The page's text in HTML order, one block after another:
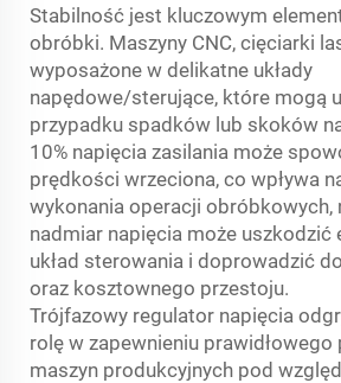
Stabilność jest kluczowym
obróbki. Maszyny CNC, cięciarki
wyposażone w delikatne układy
napędowe/sterujące, które mogą
przypadku spadków lub skoków
10% napięcia zasilania może
prędkości wrzeciona, co wpływa
wykonania operacji obróbkowych,
nadmiar napięcia może uszkodzić
układ sterowania i doprowadzić
oraz kosztownego przestoju.
Trójfazowy regulator napięcia
rolę w zapewnieniu prawidłowego
maszyn produkcyjnych pod